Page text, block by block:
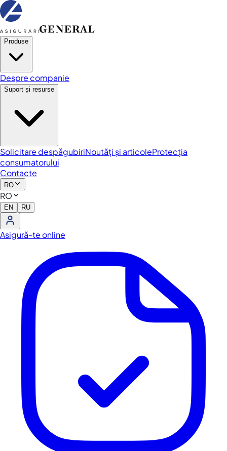
Produse
Despre companie
Suport și resurse
Solicitare despăgubiriNoutăți și articoleProtecția
consumatorului
Contacte
RO
RO
EN RU
Asigură-te online